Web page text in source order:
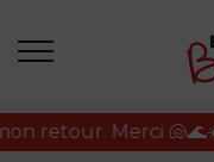
Merci 🐚🌊☀️